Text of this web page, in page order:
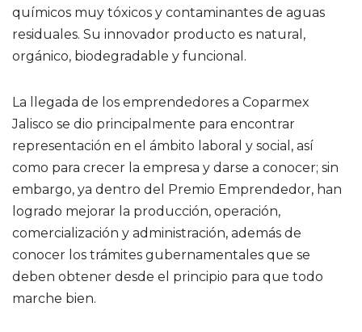
químicos muy tóxicos y contaminantes de aguas
residuales. Su innovador producto es natural,
orgánico, biodegradable y funcional.
La llegada de los emprendedores a Coparmex
Jalisco se dio principalmente para encontrar
representación en el ámbito laboral y social, así
como para crecer la empresa y darse a conocer; sin
embargo, ya dentro del Premio Emprendedor, han
logrado mejorar la producción, operación,
comercialización y administración, además de
conocer los trámites gubernamentales que se
deben obtener desde el principio para que todo
marche bien.